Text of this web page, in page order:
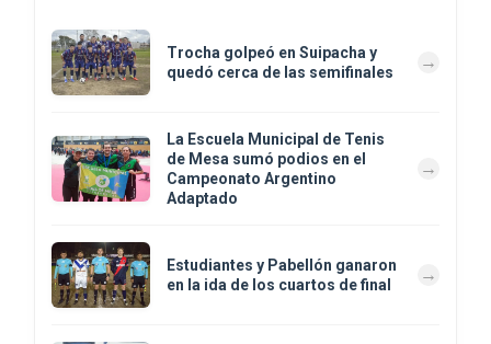
Trocha golpeó en Suipacha y
quedó cerca de las semifinales
La Escuela Municipal de Tenis
de Mesa sumó podios en el
Campeonato Argentino
Adaptado
Estudiantes y Pabellón ganaron
en la ida de los cuartos de final